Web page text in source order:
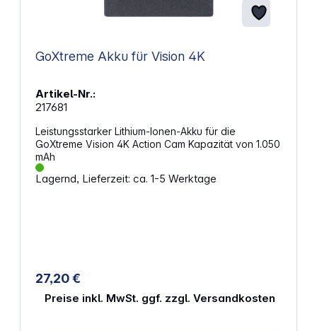
GoXtreme Akku für Vision 4K
Artikel-Nr.:
217681
Leistungsstarker Lithium-Ionen-Akku für die
GoXtreme Vision 4K Action Cam Kapazität von 1.050
mAh
Lagernd, Lieferzeit: ca. 1-5 Werktage
27,20 €
Preise inkl. MwSt. ggf. zzgl. Versandkosten